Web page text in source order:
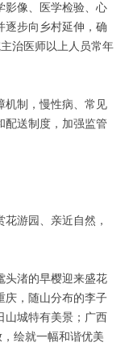
影像、医学检验、心
逐步向乡村延伸，确
治医师以上人员常年
机制，慢性病、常见
配送制度，加强监管
游园、亲近自然，
头渚的早樱迎来盛花
庆，随山分布的李子
山城特有美景；广西
绘就一幅和谐优美